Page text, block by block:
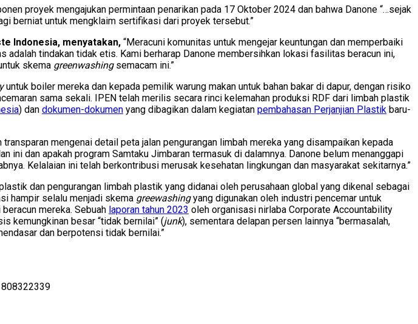
proyek mengajukan permintaan penarikan pada 17 Oktober 2024 dan bahwa Danone “…sejak
berniat untuk mengklaim sertifikasi dari proyek tersebut.”
Indonesia, menyatakan, “Meracuni komunitas untuk mengejar keuntungan dan memperbaiki
tindakan tidak etis. Kami berharap Danone membersihkan lokasi fasilitas beracun ini,
skema greenwashingsemacam ini.”
untuk boiler mereka dan kepada pemilik warung makan untuk bahan bakar di dapur, dengan risiko
sama sekali. IPEN telah merilis secara rinci kelemahan produksi RDF dari limbah plastik
) dan dokumen-dokumen yang dibagikan dalam kegiatan pembahasan Perjanjian Plastik baru-
transparan mengenai detail peta jalan pengurangan limbah mereka yang disampaikan kepada
dan apakah program Samtaku Jimbaran termasuk di dalamnya. Danone belum menanggapi
Kelalaian ini telah berkontribusi merusak kesehatan lingkungan dan masyarakat sekitarnya.”
dan pengurangan limbah plastik yang didanai oleh perusahaan global yang dikenal sebagai
hampir selalu menjadi skema greewashingyang digunakan oleh industri pencemar untuk
mereka. Sebuah laporan tahun 2023 oleh organisasi nirlaba Corporate Accountability
kemungkinan besar “tidak bernilai” (junk), sementara delapan persen lainnya “bermasalah,
dan berpotensi tidak bernilai.”